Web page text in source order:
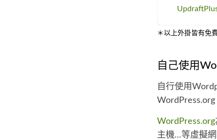
＊以上外掛皆有免
自己使用
自行使用
WordPress.org
WordPress.org
主機…等虛擬